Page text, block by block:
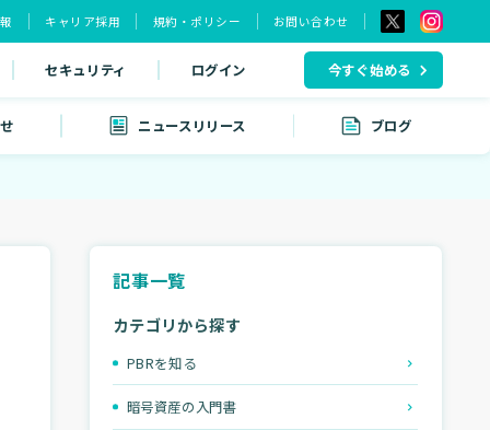
キャリア採用 規約・ポリシー お問い合わせ
セキュリティ ログイン 今すぐ始める
ニュースリリース ブログ
記事一覧
カテゴリから探す
PBRを知る
暗号資産の入門書